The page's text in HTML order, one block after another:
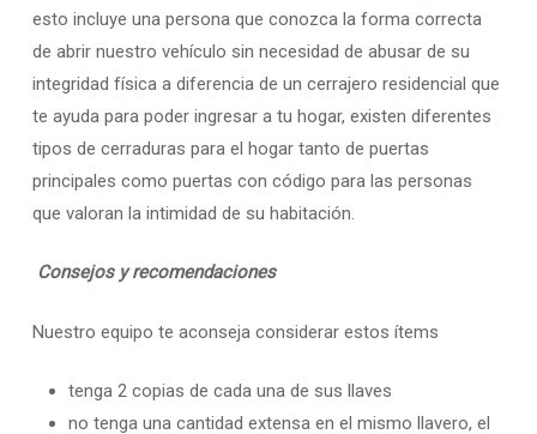
esto incluye una persona que conozca la forma correcta
de abrir nuestro vehículo sin necesidad de abusar de su
integridad física a diferencia de un cerrajero residencial que
te ayuda para poder ingresar a tu hogar, existen diferentes
tipos de cerraduras para el hogar tanto de puertas
principales como puertas con código para las personas
que valoran la intimidad de su habitación.
Consejos y recomendaciones
Nuestro equipo te aconseja considerar estos ítems
tenga 2 copias de cada una de sus llaves
no tenga una cantidad extensa en el mismo llavero, el